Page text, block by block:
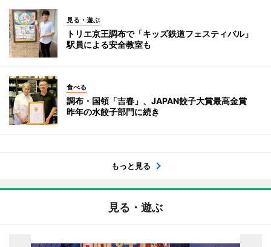
見る・遊ぶ
トリエ京王調布で「キッズ鉄道フェスティバル」
駅員による安全教室も
食べる
調布・国領「吉春」、JAPAN餃子大賞最高金賞
昨年の水餃子部門に続き
もっと見る
見る・遊ぶ